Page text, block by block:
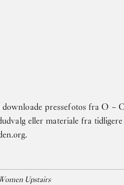
pressefotos fra O –
eller materiale fra
.
Upstairs